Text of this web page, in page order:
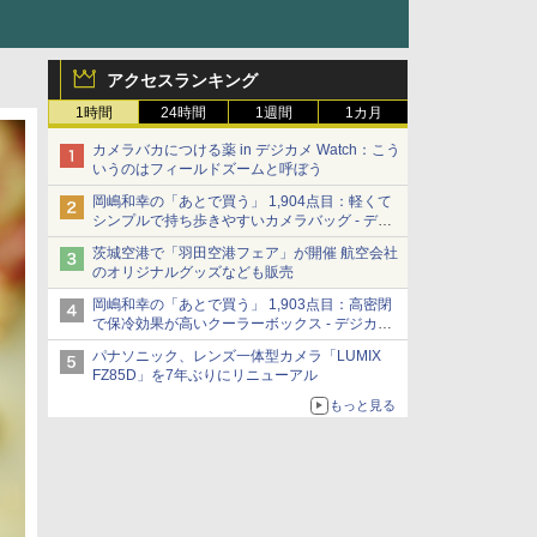
アクセスランキング
1時間 24時間 1週間 1カ月
カメラバカにつける薬 in デジカメ Watch：こう
いうのはフィールドズームと呼ぼう
岡嶋和幸の「あとで買う」 1,904点目：軽くて
シンプルで持ち歩きやすいカメラバッグ - デジ
カメ Watch
茨城空港で「羽田空港フェア」が開催 航空会社
のオリジナルグッズなども販売
岡嶋和幸の「あとで買う」 1,903点目：高密閉
で保冷効果が高いクーラーボックス - デジカメ
Watch
パナソニック、レンズ一体型カメラ「LUMIX
FZ85D」を7年ぶりにリニューアル
もっと見る